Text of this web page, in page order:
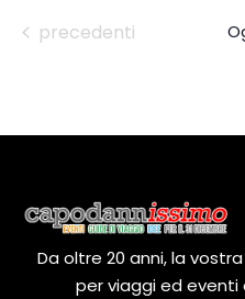
Eventi
precedenti
Da oltre 20 anni, la
per viaggi ed eventi